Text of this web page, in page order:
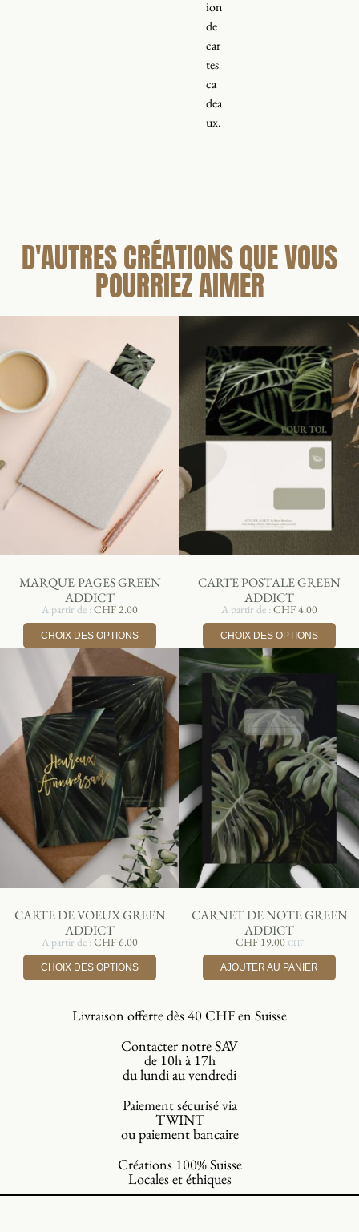
ion
de
car
tes
ca
dea
ux.
D'AUTRES CRÉATIONS QUE VOUS
POURRIEZ AIMER
MARQUE-PAGES GREEN
ADDICT
A partir de : CHF2.00
CHOIX DES OPTIONS
CARTE POSTALE GREEN
ADDICT
A partir de : CHF4.00
CHOIX DES OPTIONS
CARTE DE VOEUX GREEN
ADDICT
A partir de : CHF6.00
CHOIX DES OPTIONS
CARNET DE NOTE GREEN
ADDICT
CHF19.00 CHF
AJOUTER AU PANIER
Livraison offerte dès 40 CHF en Suisse
Contacter notre SAV
de 10h à 17h
du lundi au vendredi
Paiement sécurisé via
TWINT
ou paiement bancaire
Créations 100% Suisse
Locales et éthiques